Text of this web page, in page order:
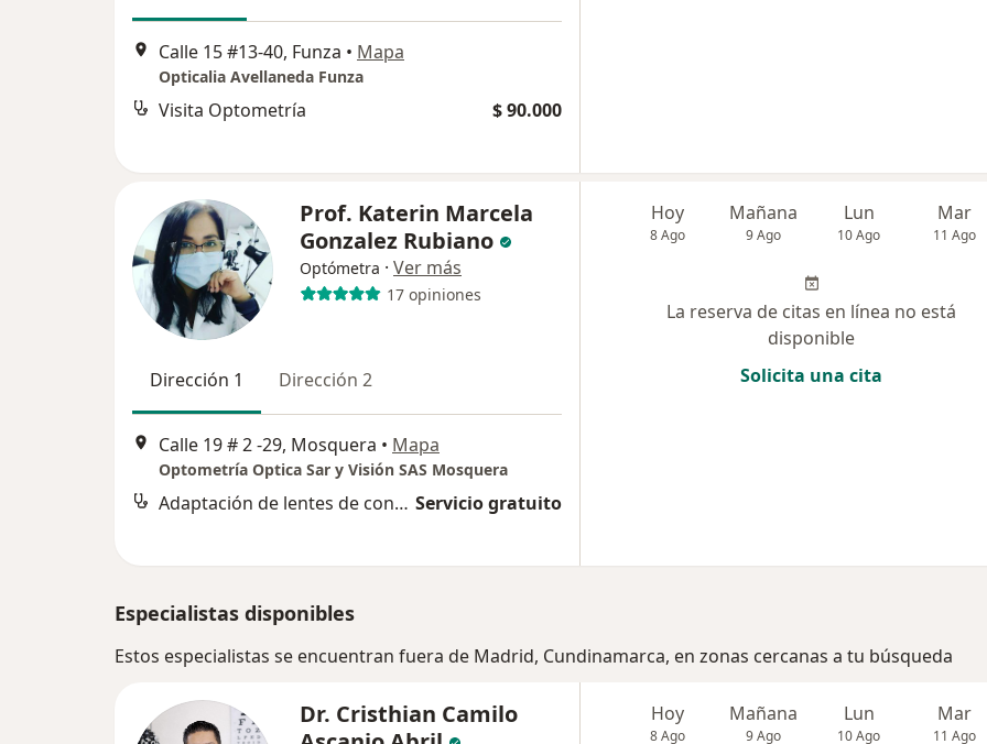
Calle 15 #13-40, Funza • Mapa
Opticalia Avellaneda Funza
Visita Optometría $ 90.000
Prof. Katerin Marcela
Gonzalez Rubiano
Optómetra · Ver más
17 opiniones
Dirección 1 Dirección 2
Calle 19 # 2 -29, Mosquera • Mapa
Optometría Optica Sar y Visión SAS Mosquera
Adaptación de lentes de contacto Servicio gratuito
Hoy
8 Ago
Mañana
9 Ago
Lun
10 Ago
Mar
11 Ago
La reserva de citas en línea no está
disponible
Solicita una cita
Especialistas disponibles
Estos especialistas se encuentran fuera de Madrid, Cundinamarca, en zonas cercanas a tu búsqueda
Dr. Cristhian Camilo
Hoy
8 Ago
Mañana
9 Ago
Lun
10 Ago
Mar
11 Ago